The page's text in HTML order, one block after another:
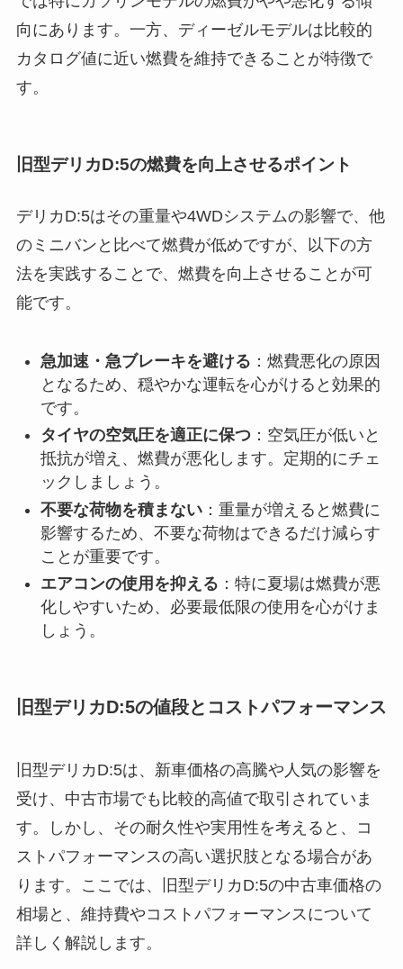
向にあります。一方、ディーゼルモデルは比較的
カタログ値に近い燃費を維持できることが特徴で
す。
旧型デリカD:5の燃費を向上させるポイント
デリカD:5はその重量や4WDシステムの影響で、他
のミニバンと比べて燃費が低めですが、以下の方
法を実践することで、燃費を向上させることが可
能です。
急加速・急ブレーキを避ける ：燃費悪化の原因
となるため、穏やかな運転を心がけると効果的
です。
タイヤの空気圧を適正に保つ：空気圧が低いと
抵抗が増え、燃費が悪化します。定期的にチェ
ックしましょう。
不要な荷物を積まない：重量が増えると燃費に
影響するため、不要な荷物はできるだけ減らす
ことが重要です。
エアコンの使用を抑える ：特に夏場は燃費が悪
化しやすいため、必要最低限の使用を心がけま
しょう。
旧型デリカD:5の値段とコストパフォーマンス
旧型デリカD:5は、新車価格の高騰や人気の影響を
受け、中古市場でも比較的高値で取引されていま
す。しかし、その耐久性や実用性を考えると、コ
ストパフォーマンスの高い選択肢となる場合があ
ります。ここでは、旧型デリカD:5の中古車価格の
相場と、維持費やコストパフォーマンスについて
詳しく解説します。